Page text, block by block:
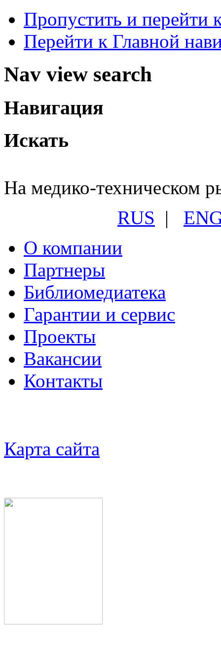
Пропустить и перейти
Перейти к Главной
Nav view search
Навигация
Искать
На медико-техническом
RUS |
О компании
Партнеры
Библиомедиатека
Гарантии и сервис
Проекты
Вакансии
Контакты
Карта сайта